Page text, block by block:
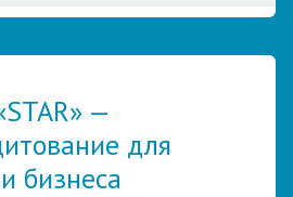
—
для
бизнеса